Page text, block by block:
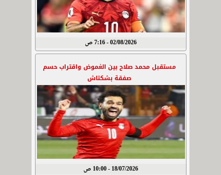
02/08/2026 - 7:16 ص
مستقبل محمد صلاح بين الغموض واقتراب حسم
صفقة بشكتاش
18/07/2026 - 10:00 ص